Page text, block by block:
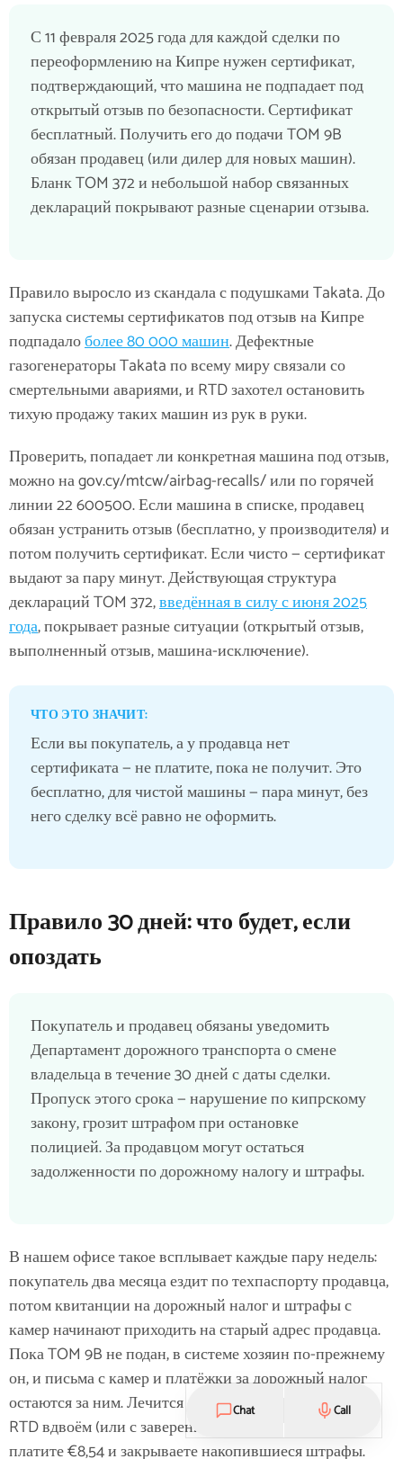
С 11 февраля 2025 года для каждой сделки по
переоформлению на Кипре нужен сертификат,
подтверждающий, что машина не подпадает под
открытый отзыв по безопасности. Сертификат
бесплатный. Получить его до подачи TOM 9B
обязан продавец (или дилер для новых машин).
Бланк TOM 372 и небольшой набор связанных
деклараций покрывают разные сценарии отзыва.
Правило выросло из скандала с подушками Takata. До
запуска системы сертификатов под отзыв на Кипре
подпадалоболее 80 000 машин. Дефектные
газогенераторы Takata по всему миру связали со
смертельными авариями, и RTD захотел остановить
тихую продажу таких машин из рук в руки.
Проверить, попадает ли конкретная машина под отзыв,
можно на gov.cy/mtcw/airbag-recalls/ или по горячей
линии 22 600500. Если машина в списке, продавец
обязан устранить отзыв (бесплатно, у производителя) и
потом получить сертификат. Если чисто — сертификат
выдают за пару минут. Действующая структура
деклараций TOM 372,введённая в силу с июня 2025
года, покрывает разные ситуации (открытый отзыв,
выполненный отзыв, машина-исключение).
ЧТО ЭТО ЗНАЧИТ:
Если вы покупатель, а у продавца нет
сертификата — не платите, пока не получит. Это
бесплатно, для чистой машины — пара минут, без
него сделку всё равно не оформить.
Правило 30 дней: что будет, если
опоздать
Покупатель и продавец обязаны уведомить
Департамент дорожного транспорта о смене
владельца в течение 30 дней с даты сделки.
Пропуск этого срока — нарушение по кипрскому
закону, грозит штрафом при остановке
полицией. За продавцом могут остаться
задолженности по дорожному налогу и штрафы.
В нашем офисе такое всплывает каждые пару недель:
покупатель два месяца ездит по техпаспорту продавца,
потом квитанции на дорожный налог и штрафы с
камер начинают приходить на старый адрес продавца.
Пока TOM 9B не подан, в системе хозяин по-прежнему
он, и письма с камер и платёжки за дорожный налог
остаются за ним. Лечится опоздание просто. Идёте в
RTD вдвоём (или с заверенным мухтаром TOM 9B),
платите €8,54 и закрываете накопившиеся штрафы.
Chat Call